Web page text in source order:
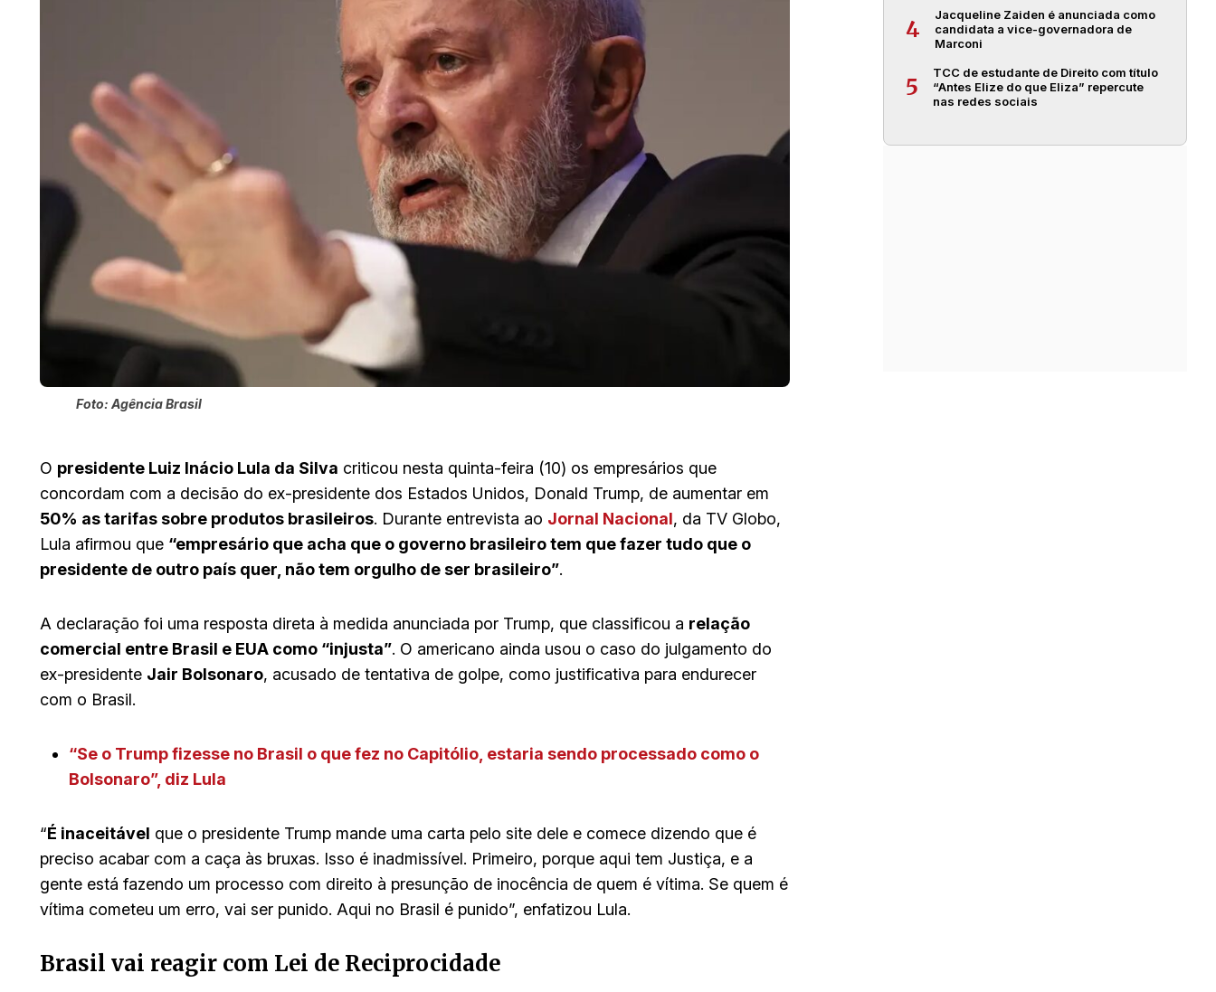
Foto: Agência Brasil
O presidente Luiz Inácio Lula da Silva criticou nesta quinta-feira (10) os empresários que
concordam com a decisão do ex-presidente dos Estados Unidos, Donald Trump, de aumentar em
50% as tarifas sobre produtos brasileiros. Durante entrevista ao Jornal Nacional, da TV Globo,
Lula afirmou que “empresário que acha que o governo brasileiro tem que fazer tudo que o
presidente de outro país quer, não tem orgulho de ser brasileiro”.
A declaração foi uma resposta direta à medida anunciada por Trump, que classificou a relação
comercial entre Brasil e EUA como “injusta”. O americano ainda usou o caso do julgamento do
ex-presidente Jair Bolsonaro, acusado de tentativa de golpe, como justificativa para endurecer
com o Brasil.
“Se o Trump fizesse no Brasil o que fez no Capitólio, estaria sendo processado como o
Bolsonaro”, diz Lula
“É inaceitável que o presidente Trump mande uma carta pelo site dele e comece dizendo que é
preciso acabar com a caça às bruxas. Isso é inadmissível. Primeiro, porque aqui tem Justiça, e a
gente está fazendo um processo com direito à presunção de inocência de quem é vítima. Se quem é
vítima cometeu um erro, vai ser punido. Aqui no Brasil é punido”, enfatizou Lula.
Brasil vai reagir com Lei de Reciprocidade
4
Jacqueline Zaiden é anunciada como
candidata a vice-governadora de
Marconi
5
TCC de estudante de Direito com título
“Antes Elize do que Eliza” repercute
nas redes sociais